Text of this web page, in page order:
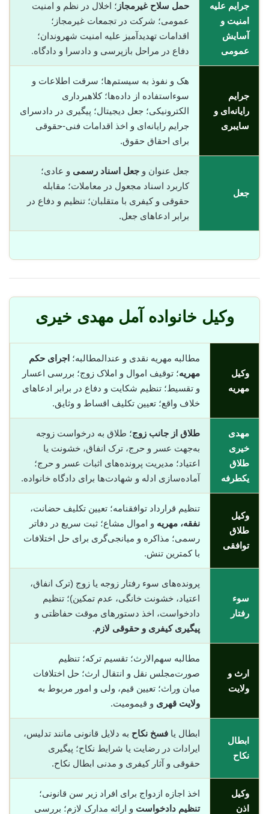
جرایم علیه
امنیت و
آسایش
عمومی
حمل سلاح غیرمجاز ؛ اخلال در نظم و امنیت
عمومی؛ شرکت در تجمعات غیرمجاز؛
اقدامات تهدیدآمیز علیه امنیت شهروندان؛
دفاع در مراحل بازپرسی و دادسرا و دادگاه.
جرایم
رایانه‌ای و
سایبری
هک و نفوذ به سیستم‌ها؛ سرقت اطلاعات و
سوء‌استفاده از داده‌ها؛ کلاهبرداری
الکترونیکی؛ جعل دیجیتال؛ پیگیری در دادسرای
جرایم رایانه‌ای و اخذ اقدامات فنی-حقوقی
برای احقاق حقوق.
جعل
جعل عنوان و جعل اسناد رسمی و عادی؛
کاربرد اسناد مجعول در معاملات؛ مقابله
حقوقی و کیفری با متقلبان؛ تنظیم و دفاع در
برابر ادعاهای جعل.
وکیل خانواده آمل مهدی خیری
وکیل
مهریه
مطالبه مهریه نقدی و عندالمطالبه؛ اجرای حکم
مهریه؛ توقیف اموال و املاک زوج؛ بررسی اعسار
و تقسیط؛ تنظیم شکایت و دفاع در برابر ادعاهای
خلاف واقع؛ تعیین تکلیف اقساط و وثایق.
مهدی
خیری
طلاق
یکطرفه
طلاق از جانب زوج؛ طلاق به درخواست زوجه
به‌جهت عسر و حرج، ترک انفاق، خشونت یا
اعتیاد؛ مدیریت پرونده‌های اثبات عسر و حرج؛
آماده‌سازی ادله و شهادت‌ها برای دادگاه خانواده.
وکیل
طلاق
توافقی
تنظیم قرارداد توافقنامه؛ تعیین تکلیف حضانت،
نفقه، مهریه و اموال مشاع؛ ثبت سریع در دفاتر
رسمی؛ مذاکره و میانجی‌گری برای حل اختلافات
با کمترین تنش.
سوء
رفتار
پرونده‌های سوء رفتار زوجه یا زوج (ترک انفاق،
اعتیاد، خشونت خانگی، عدم تمکین)؛ تنظیم
دادخواست، اخذ دستورهای موقت حفاظتی و
پیگیری کیفری و حقوقی لازم.
ارث و
ولایت
مطالبه سهم‌الارث؛ تقسیم ترکه؛ تنظیم
صورت‌مجلس نقل و انتقال ارث؛ حل اختلافات
میان وراث؛ تعیین قیم، ولی و امور مربوط به
ولایت قهری و قیمومیت.
ابطال
نکاح
ابطال یا فسخ نکاح به دلایل قانونی مانند تدلیس،
ایرادات در رضایت یا شرایط نکاح؛ پیگیری
حقوقی و آثار کیفری و مدنی ابطال نکاح.
وکیل
اذن
اخذ اجازه ازدواج برای افراد زیر سن قانونی؛
تنظیم دادخواست و ارائه مدارک لازم؛ بررسی